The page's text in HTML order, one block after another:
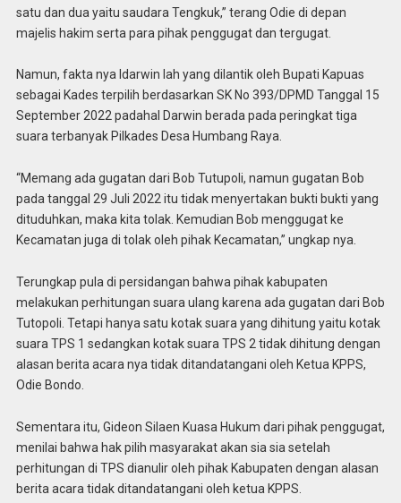
satu dan dua yaitu saudara Tengkuk,” terang Odie di depan
majelis hakim serta para pihak penggugat dan tergugat.
Namun, fakta nya Idarwin lah yang dilantik oleh Bupati Kapuas
sebagai Kades terpilih berdasarkan SK No 393/DPMD Tanggal 15
September 2022 padahal Darwin berada pada peringkat tiga
suara terbanyak Pilkades Desa Humbang Raya.
“Memang ada gugatan dari Bob Tutupoli, namun gugatan Bob
pada tanggal 29 Juli 2022 itu tidak menyertakan bukti bukti yang
dituduhkan, maka kita tolak. Kemudian Bob menggugat ke
Kecamatan juga di tolak oleh pihak Kecamatan,” ungkap nya.
Terungkap pula di persidangan bahwa pihak kabupaten
melakukan perhitungan suara ulang karena ada gugatan dari Bob
Tutopoli. Tetapi hanya satu kotak suara yang dihitung yaitu kotak
suara TPS 1 sedangkan kotak suara TPS 2 tidak dihitung dengan
alasan berita acara nya tidak ditandatangani oleh Ketua KPPS,
Odie Bondo.
Sementara itu, Gideon Silaen Kuasa Hukum dari pihak penggugat,
menilai bahwa hak pilih masyarakat akan sia sia setelah
perhitungan di TPS dianulir oleh pihak Kabupaten dengan alasan
berita acara tidak ditandatangani oleh ketua KPPS.